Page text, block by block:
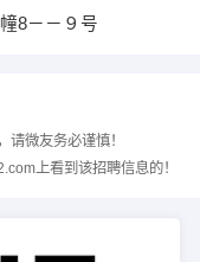
8－－９号
微友务必谨慎！
上看到该招聘信息的！